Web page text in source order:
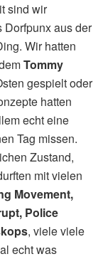
sind wir
aus der
Wir hatten
Tommy
gespielt oder
hatten
echt eine
Tag missen.
Zustand,
mit vielen
Movement,
Police
, viele viele
echt was